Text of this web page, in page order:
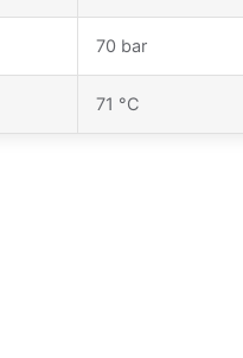
70 bar
71 °C